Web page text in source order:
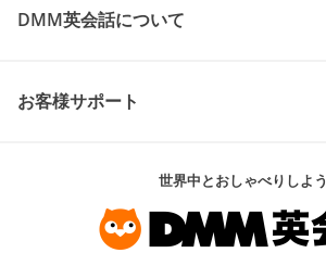
DMM英会話について
お客様サポート
世界中とおしゃべりしよう